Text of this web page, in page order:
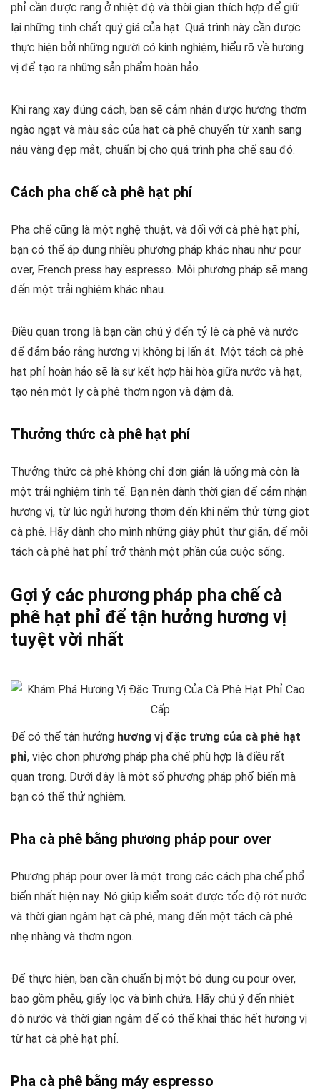
phỉ cần được rang ở nhiệt độ và thời gian thích hợp để giữ
lại những tinh chất quý giá của hạt. Quá trình này cần được
thực hiện bởi những người có kinh nghiệm, hiểu rõ về hương
vị để tạo ra những sản phẩm hoàn hảo.
Khi rang xay đúng cách, bạn sẽ cảm nhận được hương thơm
ngào ngạt và màu sắc của hạt cà phê chuyển từ xanh sang
nâu vàng đẹp mắt, chuẩn bị cho quá trình pha chế sau đó.
Cách pha chế cà phê hạt phỉ
Pha chế cũng là một nghệ thuật, và đối với cà phê hạt phỉ,
bạn có thể áp dụng nhiều phương pháp khác nhau như pour
over, French press hay espresso. Mỗi phương pháp sẽ mang
đến một trải nghiệm khác nhau.
Điều quan trọng là bạn cần chú ý đến tỷ lệ cà phê và nước
để đảm bảo rằng hương vị không bị lấn át. Một tách cà phê
hạt phỉ hoàn hảo sẽ là sự kết hợp hài hòa giữa nước và hạt,
tạo nên một ly cà phê thơm ngon và đậm đà.
Thưởng thức cà phê hạt phỉ
Thưởng thức cà phê không chỉ đơn giản là uống mà còn là
một trải nghiệm tinh tế. Bạn nên dành thời gian để cảm nhận
hương vị, từ lúc ngửi hương thơm đến khi nếm thử từng giọt
cà phê. Hãy dành cho mình những giây phút thư giãn, để mỗi
tách cà phê hạt phỉ trở thành một phần của cuộc sống.
Gợi ý các phương pháp pha chế cà
phê hạt phỉ để tận hưởng hương vị
tuyệt vời nhất
Để có thể tận hưởng hương vị đặc trưng của cà phê hạt
phỉ, việc chọn phương pháp pha chế phù hợp là điều rất
quan trọng. Dưới đây là một số phương pháp phổ biến mà
bạn có thể thử nghiệm.
Pha cà phê bằng phương pháp pour over
Phương pháp pour over là một trong các cách pha chế phổ
biến nhất hiện nay. Nó giúp kiểm soát được tốc độ rót nước
và thời gian ngâm hạt cà phê, mang đến một tách cà phê
nhẹ nhàng và thơm ngon.
Để thực hiện, bạn cần chuẩn bị một bộ dụng cụ pour over,
bao gồm phễu, giấy lọc và bình chứa. Hãy chú ý đến nhiệt
độ nước và thời gian ngâm để có thể khai thác hết hương vị
từ hạt cà phê hạt phỉ.
Pha cà phê bằng máy espresso